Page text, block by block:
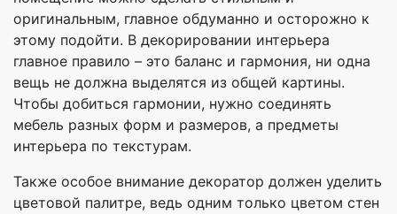
оригинальным, главное обдуманно и осторожно к
этому подойти. В декорировании интерьера
главное правило – это баланс и гармония, ни одна
вещь не должна выделятся из общей картины.
Чтобы добиться гармонии, нужно соединять
мебель разных форм и размеров, а предметы
интерьера по текстурам.
Также особое внимание декоратор должен уделить
цветовой палитре, ведь одним только цветом стен